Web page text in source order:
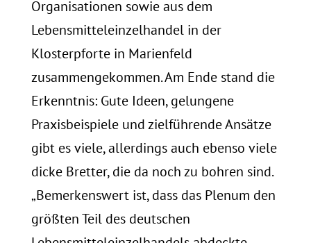
Organisationen sowie aus dem
Lebensmitteleinzelhandel in der
Klosterpforte in Marienfeld
zusammengekommen. Am Ende stand die
Erkenntnis: Gute Ideen, gelungene
Praxisbeispiele und zielführende Ansätze
gibt es viele, allerdings auch ebenso viele
dicke Bretter, die da noch zu bohren sind.
„Bemerkenswert ist, dass das Plenum den
größten Teil des deutschen